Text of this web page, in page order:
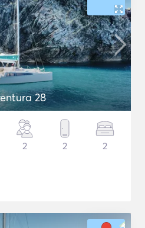
28
2 2 2